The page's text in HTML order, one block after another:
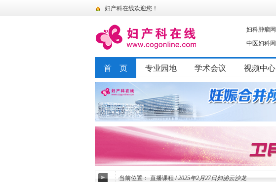
妇产科在线欢迎您！
妇科肿瘤网
中医妇科网
首 页 专业园地 学术会议 视频中心
当前位置：直播课程 / 2025年2月27日妇泌云沙龙